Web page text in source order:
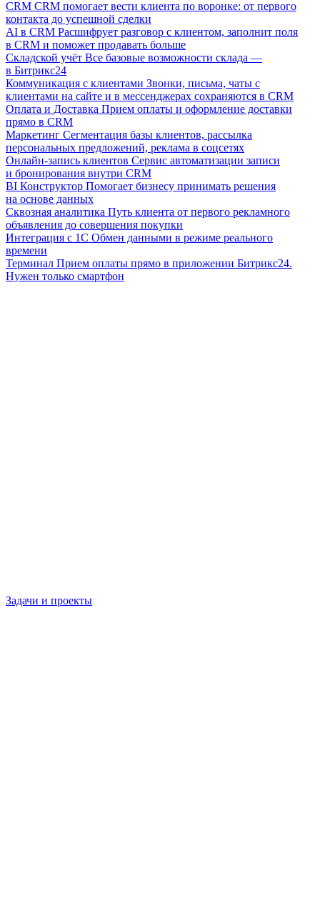
CRM CRM помогает вести клиента по воронке: от первого
контакта до успешной сделки
AI в CRM Расшифрует разговор с клиентом, заполнит поля
в CRM и поможет продавать больше
Складской учёт Все базовые возможности склада —
в Битрикс24
Коммуникация с клиентами Звонки, письма, чаты с
клиентами на сайте и в мессенджерах сохраняются в CRM
Оплата и Доставка Прием оплаты и оформление доставки
прямо в CRM
Маркетинг Сегментация базы клиентов, рассылка
персональных предложений, реклама в соцсетях
Онлайн-запись клиентов Сервис автоматизации записи
и бронирования внутри CRM
BI Конструктор Помогает бизнесу принимать решения
на основе данных
Сквозная аналитика Путь клиента от первого рекламного
объявления до совершения покупки
Интеграция с 1С Обмен данными в режиме реального
времени
Терминал Прием оплаты прямо в приложении Битрикс24.
Нужен только смартфон
Задачи и проекты